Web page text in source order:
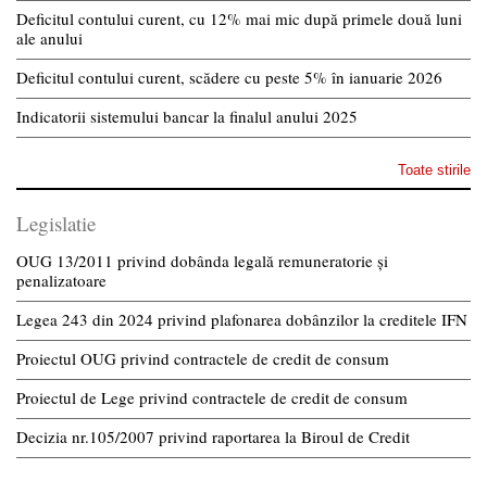
Deficitul contului curent, cu 12% mai mic după primele două luni
ale anului
Deficitul contului curent, scădere cu peste 5% în ianuarie 2026
Indicatorii sistemului bancar la finalul anului 2025
Toate stirile
Legislatie
OUG 13/2011 privind dobânda legală remuneratorie și
penalizatoare
Legea 243 din 2024 privind plafonarea dobânzilor la creditele IFN
Proiectul OUG privind contractele de credit de consum
Proiectul de Lege privind contractele de credit de consum
Decizia nr.105/2007 privind raportarea la Biroul de Credit